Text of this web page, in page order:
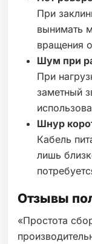
При
вынимать
вращения
Шум при
При
заметный
Шнур
Кабель
лишь
Отзывы
«Простота